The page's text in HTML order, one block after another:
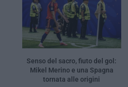
Senso del sacro, fiuto del gol:
Mikel Merino e una Spagna
tornata alle origini